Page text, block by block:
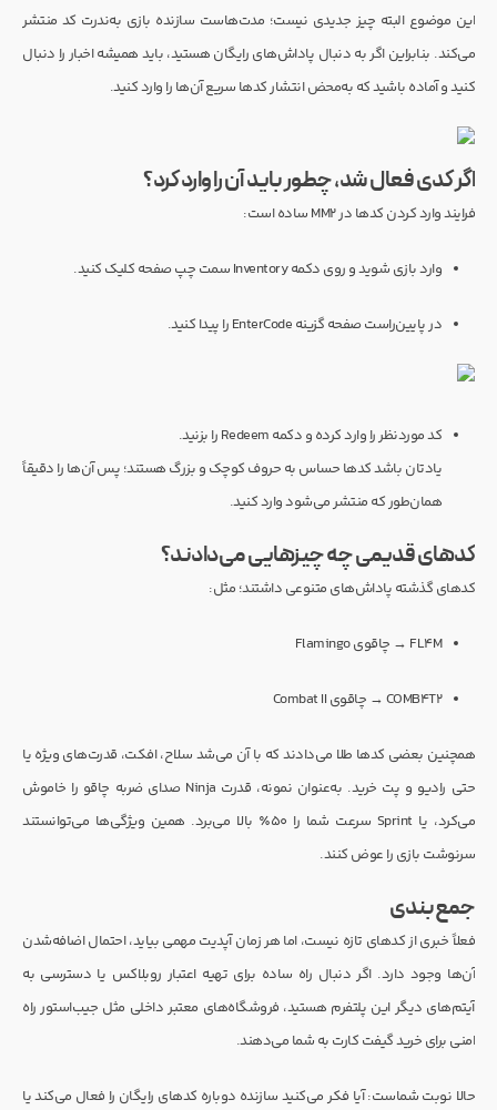
این موضوع البته چیز جدیدی نیست؛ مدت‌هاست سازنده بازی به‌ندرت کد منتشر
می‌کند. بنابراین اگر به دنبال پاداش‌های رایگان هستید، باید همیشه اخبار را دنبال
کنید و آماده باشید که به‌محض انتشار کدها سریع آن‌ها را وارد کنید.
اگر کدی فعال شد، چطور باید آن را وارد کرد؟
فرایند وارد کردن کدها در MM2 ساده است:
وارد بازی شوید و روی دکمه Inventory سمت چپ صفحه کلیک کنید.
در پایین‌راست صفحه گزینه EnterCode را پیدا کنید.
کد موردنظر را وارد کرده و دکمه Redeem را بزنید.
یادتان باشد کدها حساس به حروف کوچک و بزرگ هستند؛ پس آن‌ها را دقیقاً
همان‌طور که منتشر می‌شود وارد کنید.
کدهای قدیمی چه چیزهایی می‌دادند؟
کدهای گذشته پاداش‌های متنوعی داشتند؛ مثل:
FL4M → چاقوی Flamingo
COMB4T2 → چاقوی Combat II
همچنین بعضی کدها طلا می‌دادند که با آن می‌شد سلاح، افکت، قدرت‌های ویژه یا
حتی رادیو و پت خرید. به‌عنوان نمونه، قدرت Ninja صدای ضربه چاقو را خاموش
می‌کرد، یا Sprint سرعت شما را ۵۰٪ بالا می‌برد. همین ویژگی‌ها می‌توانستند
سرنوشت بازی را عوض کنند.
جمع‌بندی
فعلاً خبری از کدهای تازه نیست، اما هر زمان آپدیت مهمی بیاید، احتمال اضافه‌شدن
آن‌ها وجود دارد. اگر دنبال راه ساده برای تهیه اعتبار روبلاکس یا دسترسی به
آیتم‌های دیگر این پلتفرم هستید، فروشگاه‌های معتبر داخلی مثل جیب‌استور راه
امنی برای خرید گیفت کارت به شما می‌دهند.
حالا نوبت شماست: آیا فکر می‌کنید سازنده دوباره کدهای رایگان را فعال می‌کند یا